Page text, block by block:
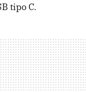
tipo C.